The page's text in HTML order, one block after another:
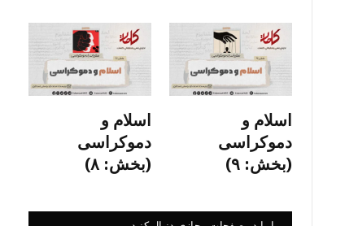
اسلام و
دموکراسی
(بخش: ۹)
اسلام و
دموکراسی
(بخش: ۸)